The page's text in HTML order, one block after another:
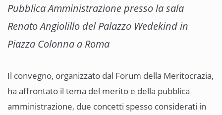
Pubblica Amministrazione presso la sala
Renato Angiolillo del Palazzo Wedekind in
Piazza Colonna a Roma
Il convegno, organizzato dal Forum della Meritocrazia,
ha affrontato il tema del merito e della pubblica
amministrazione, due concetti spesso considerati in